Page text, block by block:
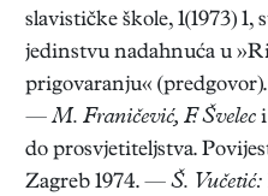
slavističke škole, 1(1973) 1,
jedinstvu nadahnuća u
prigovaranju« (predgovor).
—M. Franičević, F. Švelec i
do prosvjetiteljstva.
Zagreb 1974. — Š. Vučetić: